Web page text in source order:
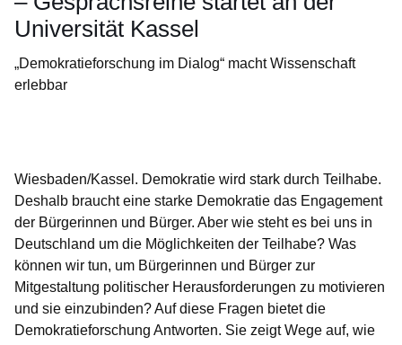
Universität Kassel
„Demokratieforschung im Dialog“ macht Wissenschaft
erlebbar
Wiesbaden/Kassel. Demokratie wird stark durch Teilhabe.
Deshalb braucht eine starke Demokratie das Engagement
der Bürgerinnen und Bürger. Aber wie steht es bei uns in
Deutschland um die Möglichkeiten der Teilhabe? Was
können wir tun, um Bürgerinnen und Bürger zur
Mitgestaltung politischer Herausforderungen zu motivieren
und sie einzubinden? Auf diese Fragen bietet die
Demokratieforschung Antworten. Sie zeigt Wege auf, wie